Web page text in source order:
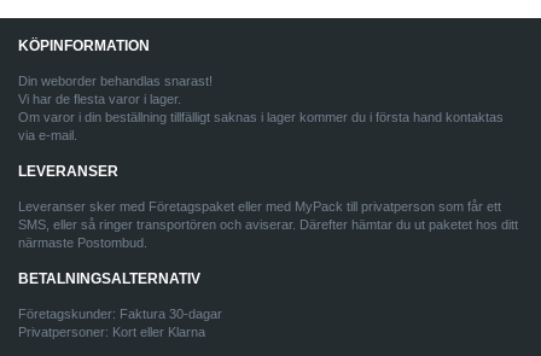
KÖPINFORMATION
Din weborder behandlas snarast!
Vi har de flesta varor i lager.
Om varor i din beställning tillfälligt saknas i lager kommer du i första hand kontaktas
via e-mail.
LEVERANSER
Leveranser sker med Företagspaket eller med MyPack till privatperson som får ett
SMS, eller så ringer transportören och aviserar. Därefter hämtar du ut paketet hos ditt
närmaste Postombud.
BETALNINGSALTERNATIV
Företagskunder: Faktura 30-dagar
Privatpersoner: Kort eller Klarna